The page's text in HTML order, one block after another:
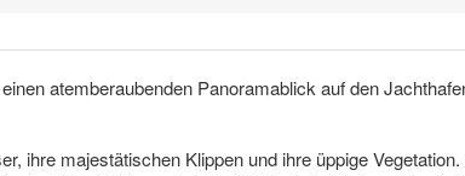
atemberaubenden Panoramablick auf den
ihre majestätischen Klippen und ihre üppige